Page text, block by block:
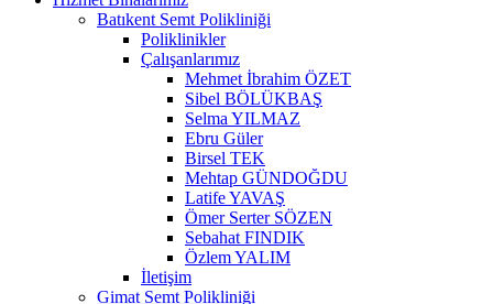
Batıkent Semt Polikliniği
Poliklinikler
Çalışanlarımız
Mehmet İbrahim ÖZET
Sibel BÖLÜKBAŞ
Selma YILMAZ
Ebru Güler
Birsel TEK
Mehtap GÜNDOĞDU
Latife YAVAŞ
Ömer Serter SÖZEN
Sebahat FINDIK
Özlem YALIM
İletişim
Gimat Semt Polikliniği